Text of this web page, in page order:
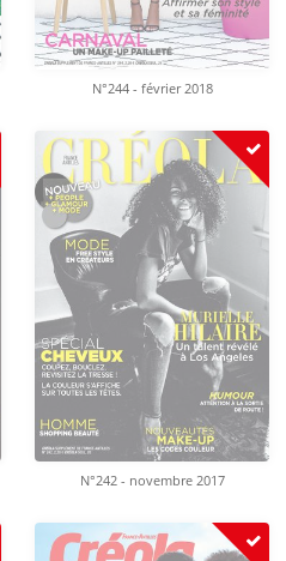
N°244 - février 2018
N°242 - novembre 2017